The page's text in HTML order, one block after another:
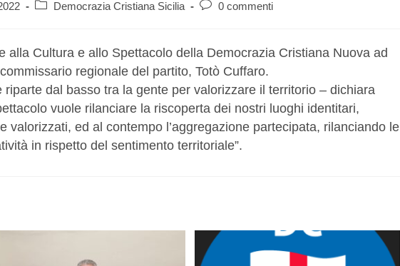
Democrazia Cristiana Sicilia 0 commenti
alla Cultura e allo Spettacolo della Democrazia Cristiana Nuova ad
regionale del partito, Totò Cuffaro.
riparte dal basso tra la gente per valorizzare il territorio – dichiara
vuole rilanciare la riscoperta dei nostri luoghi identitari,
valorizzati, ed al contempo l’aggregazione partecipata, rilanciando le
in rispetto del sentimento territoriale”.